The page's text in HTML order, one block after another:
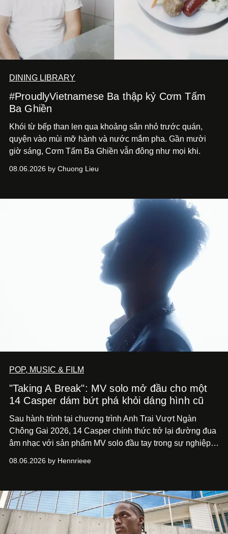
DINING LIBRARY
#ProudlyVietnamese Ba thập kỷ Cơm Tấm
Ba Ghiền
Khói từ bếp than len qua khoảng sân nhỏ trước quán,
quyện vào mùi mỡ hành và nước mắm pha. Gần mười
giờ sáng, Cơm Tấm Ba Ghiền vẫn đông như mọi khi.
08.06.2026 by Chuong Lieu
POP, MUSIC & FILM
"Taking A Break": MV solo mở đầu cho một
14 Casper dám bứt phá khỏi dáng hình cũ
Sau hành trình tại chương trình Anh Trai Vượt Ngàn
Chông Gai 2026, 14 Casper chính thức trở lại đường đua
âm nhạc với sản phẩm MV solo đầu tay trong sự nghiệp -
bước chuyển mình của 14 Casper sau chương trình, mà
của nam nghệ sĩ khi lần đầu tiên anh trình làng một MV
solo được đầu tư toàn diện từ sáng tác, sản xuất, trình
diễn đến hình ảnh.
08.06.2026 by Hennrieee